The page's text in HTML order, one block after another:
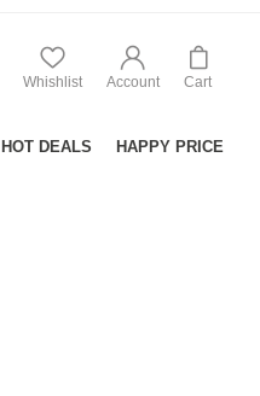
Whishlist Account Cart
HOT DEALS HAPPY PRICE